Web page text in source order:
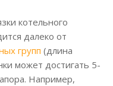
котельного
далеко от
групп (длина
может достигать 5-
Например,